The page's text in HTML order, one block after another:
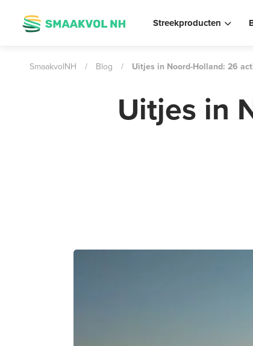
Streekproducten
SmaakvolNH / Blog / Uitjes in Noord-Holland: 26
Uitjes in